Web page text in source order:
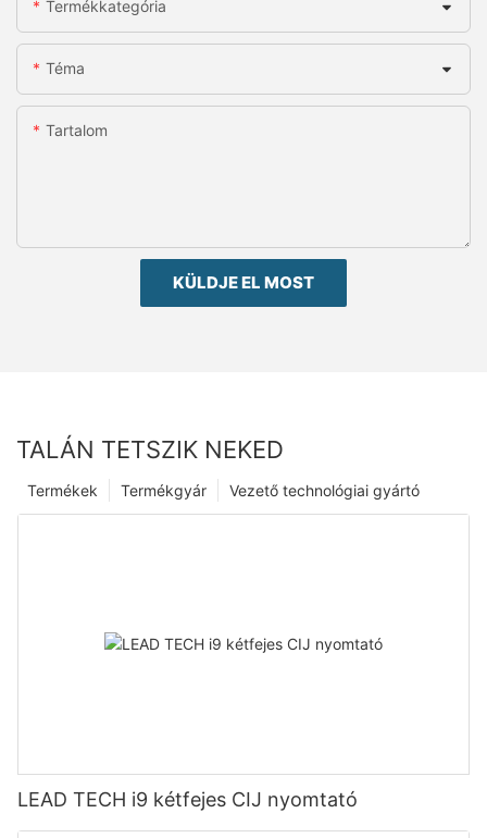
Termékkategória
Téma
Tartalom
KÜLDJE EL MOST
TALÁN TETSZIK NEKED
Vezető technológiai gyártó
Termékgyár
Termékek
LEAD TECH i9 kétfejes CIJ nyomtató